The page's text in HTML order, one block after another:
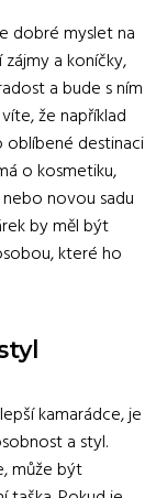
dobré myslet na
a koníčky,
a bude s ním
že například
oblíbené destinaci
o kosmetiku,
novou sadu
by měl být
které ho
kamarádce, je
a styl.
může být